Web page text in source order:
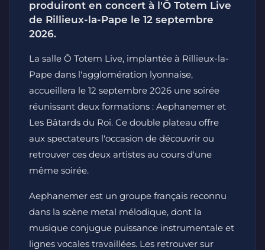
produiront en concert à l'Ô Totem Live
de Rillieux-la-Pape le 12 septembre
2026.
La salle Ô Totem Live, implantée à Rillieux-la-
Pape dans l'agglomération lyonnaise,
accueillera le 12 septembre 2026 une soirée
réunissant deux formations : Aephanemer et
Les Bâtards du Roi. Ce double plateau offre
aux spectateurs l'occasion de découvrir ou
retrouver ces deux artistes au cours d'une
même soirée.
Aephanemer est un groupe français reconnu
dans la scène metal mélodique, dont la
musique conjugue puissance instrumentale et
lignes vocales travaillées. Les retrouver sur